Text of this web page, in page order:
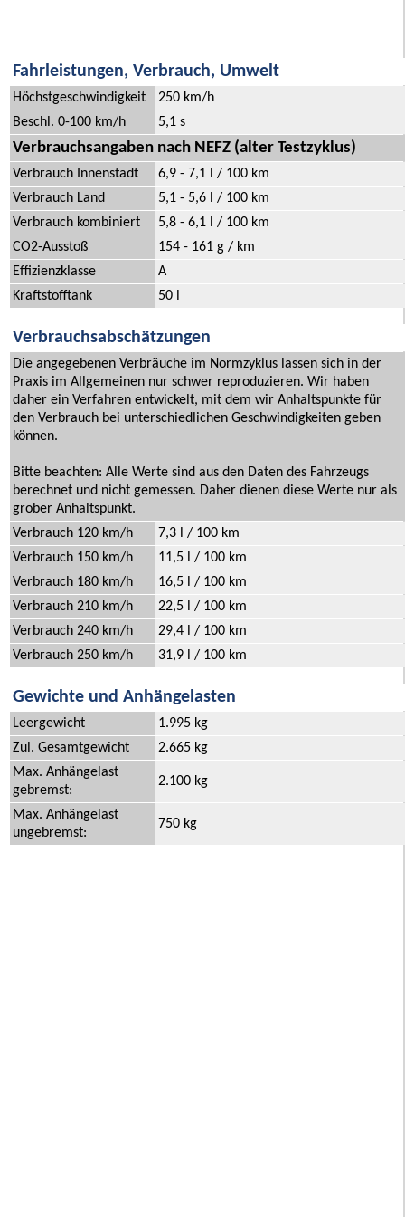
Fahrleistungen, Verbrauch, Umwelt
Höchstgeschwindigkeit
250 km/h
Beschl. 0-100 km/h
5,1 s
Verbrauchsangaben nach NEFZ (alter Testzyklus)
Verbrauch Innenstadt
6,9 - 7,1 l / 100 km
Verbrauch Land
5,1 - 5,6 l / 100 km
Verbrauch kombiniert
5,8 - 6,1 l / 100 km
CO2-Ausstoß
154 - 161 g / km
Effizienzklasse
A
Kraftstofftank
50 l
Verbrauchsabschätzungen
Die angegebenen Verbräuche im Normzyklus lassen sich in der
Praxis im Allgemeinen nur schwer reproduzieren. Wir haben
daher ein Verfahren entwickelt, mit dem wir Anhaltspunkte für
den Verbrauch bei unterschiedlichen Geschwindigkeiten geben
können.
Bitte beachten: Alle Werte sind aus den Daten des Fahrzeugs
berechnet und nicht gemessen. Daher dienen diese Werte nur als
grober Anhaltspunkt.
Verbrauch 120 km/h
7,3 l / 100 km
Verbrauch 150 km/h
11,5 l / 100 km
Verbrauch 180 km/h
16,5 l / 100 km
Verbrauch 210 km/h
22,5 l / 100 km
Verbrauch 240 km/h
29,4 l / 100 km
Verbrauch 250 km/h
31,9 l / 100 km
Gewichte und Anhängelasten
Leergewicht
1.995 kg
Zul. Gesamtgewicht
2.665 kg
Max. Anhängelast
gebremst:
2.100 kg
Max. Anhängelast
ungebremst:
750 kg